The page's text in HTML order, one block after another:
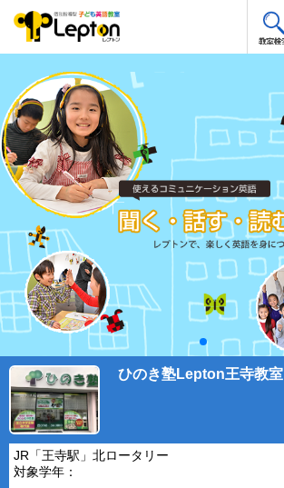
ひのき塾Lepton王寺教室
JR「王寺駅」北ロータリー
対象学年：